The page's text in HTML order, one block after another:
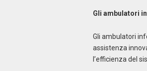
Gli ambulatori
Gli ambulatori
assistenza
l’efficienza del